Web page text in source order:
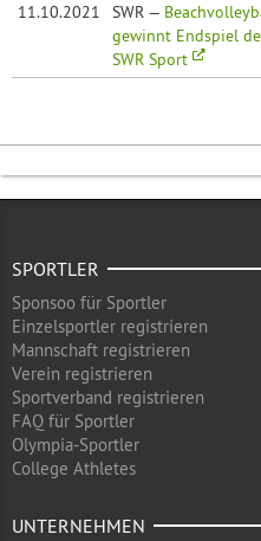
11.10.2021 SWR —
gewinnt Endspiel
SWR Sport
SPORTLER
Sponsoo für Sportler
Einzelsportler registrieren
Mannschaft registrieren
Verein registrieren
Sportverband registrieren
FAQ für Sportler
Olympia-Sportler
College Athletes
UNTERNEHMEN